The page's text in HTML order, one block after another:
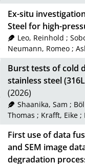
Ex-situ
Steel for high-
Leo, Reinhold ;
Neumann, Romeo ;
Burst tests of cold
stainless steel
(2026)
Shaanika, Sam ;
Thomas ; Krafft, Eike ;
First use of data
and SEM image
degradation